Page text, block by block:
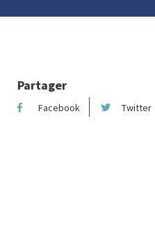
Partager
Facebook Twitter